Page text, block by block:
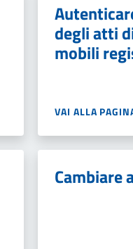
degli atti
mobili
VAI ALLA
Cambiare